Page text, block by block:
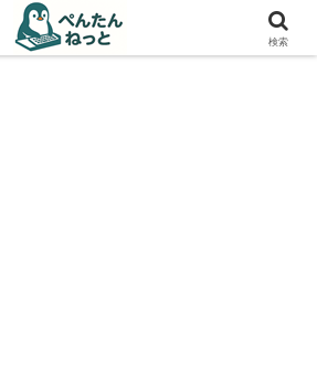
PCやガジェットの備忘録
検索